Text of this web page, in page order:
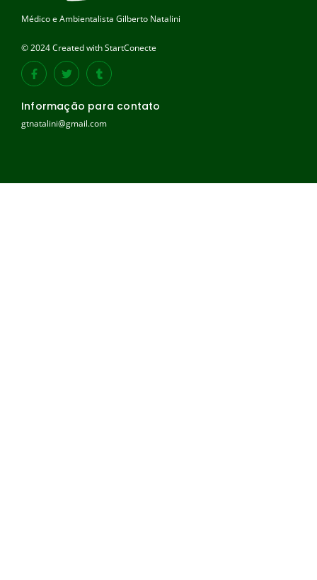
Médico e Ambientalista Gilberto Natalini
© 2024 Created with StartConecte
Informação para contato
gtnatalini@gmail.com